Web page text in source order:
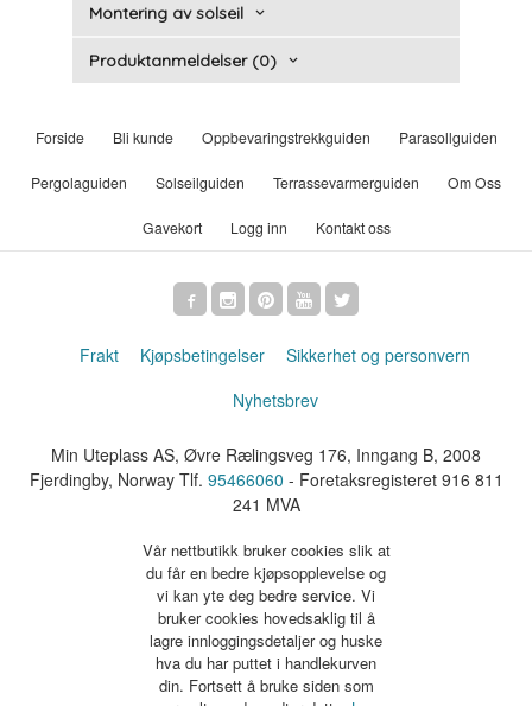
Montering av solseil
Produktanmeldelser (0)
Forside Bli kunde Oppbevaringstrekkguiden Parasollguiden
Pergolaguiden Solseilguiden Terrassevarmerguiden Om Oss
Gavekort Logg inn Kontakt oss
Frakt Kjøpsbetingelser
Sikkerhet og personvern
Nyhetsbrev
Min Uteplass AS, Øvre Rælingsveg 176, Inngang B, 2008
Fjerdingby, Norway Tlf. 95466060 - Foretaksregisteret 916 811
241 MVA
Vår nettbutikk bruker cookies slik at
du får en bedre kjøpsopplevelse og
vi kan yte deg bedre service. Vi
bruker cookies hovedsaklig til å
lagre innloggingsdetaljer og huske
hva du har puttet i handlekurven
din. Fortsett å bruke siden som